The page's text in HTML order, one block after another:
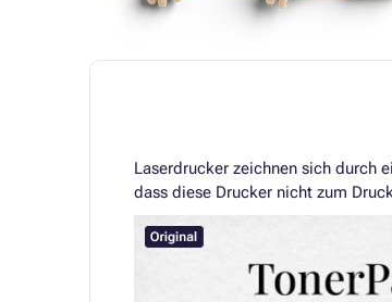
Laserdrucker zeichnen sich durch
dass diese Drucker nicht zum